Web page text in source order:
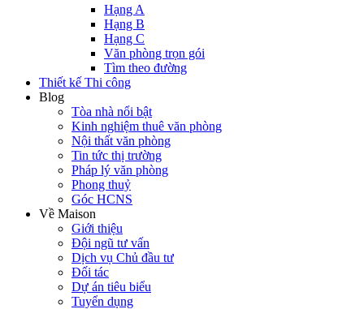
Hạng A
Hạng B
Hạng C
Văn phòng trọn gói
Tìm theo đường
Thiết kế Thi công
Blog
Tòa nhà nổi bật
Kinh nghiệm thuê văn phòng
Nội thất văn phòng
Tin tức thị trường
Pháp lý văn phòng
Phong thuỷ
Góc HCNS
Về Maison
Giới thiệu
Đội ngũ tư vấn
Dịch vụ Chủ đầu tư
Đối tác
Dự án tiêu biểu
Tuyển dụng